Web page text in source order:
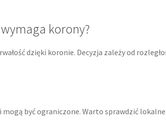
korony?
dzięki koronie. Decyzja zależy od
być ograniczone. Warto sprawdzić lokalne